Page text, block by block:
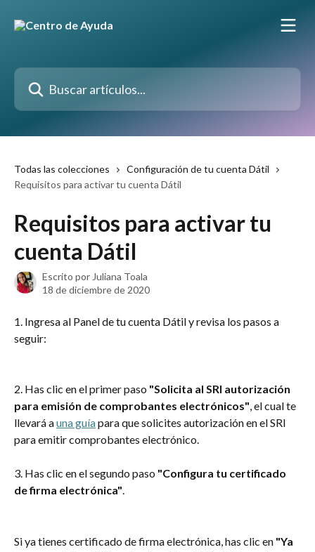
Buscar artículos...
Todas las colecciones
Configuración de tu cuenta Dátil
Requisitos para activar tu cuenta Dátil
Requisitos para activar tu
cuenta Dátil
Escrito por Juliana Toala
18 de diciembre de 2020
1. Ingresa al Panel de tu cuenta Dátil y revisa los pasos a
seguir:
2. Has clic en el primer paso "Solicita al SRI autorización
para emisión de comprobantes electrónicos", el cual te
llevará a una guía para que solicites autorización en el SRI
para emitir comprobantes electrónico.
3. Has clic en el segundo paso "Configura tu certificado
de firma electrónica".
Si ya tienes certificado de firma electrónica, has clic en "Ya